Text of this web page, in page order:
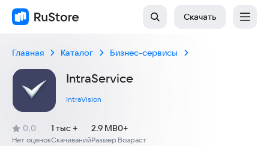
Скачать
Главная Каталог Бизнес-сервисы
IntraService
IntraVision
Рейтинг:
0,0
(
Нет оценок
)
Скачиваний
1 тыс +
Размер
2.9 MB
Возраст
0+